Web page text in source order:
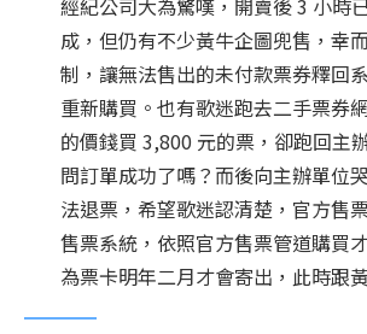
經紀公司大為驚嘆，開賣後 3 小時
成，但仍有不少黃牛企圖兜售，幸
制，讓無法售出的未付款票券釋回
重新購買。也有歌迷跑去二手票券
的價錢買 3,800 元的票，卻跑回主
問訂單成功了嗎？而後向主辦單位
法退票，希望歌迷認清楚，官方售
售票系統，依照官方售票管道購買
為票卡明年二月才會寄出，此時跟